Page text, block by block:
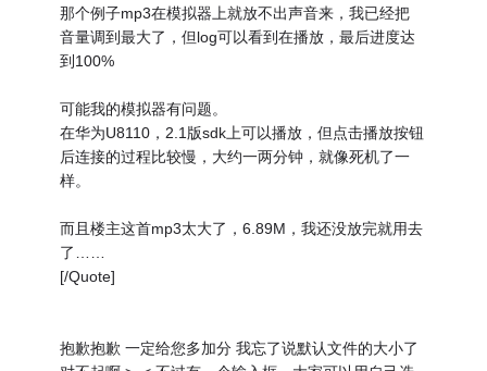
那个例子mp3在模拟器上就放不出声音来，我已经把
音量调到最大了，但log可以看到在播放，最后进度达
到100%
可能我的模拟器有问题。
在华为U8110，2.1版sdk上可以播放，但点击播放按钮
后连接的过程比较慢，大约一两分钟，就像死机了一
样。
而且楼主这首mp3太大了，6.89M，我还没放完就用去
了……
[/Quote]
抱歉抱歉 一定给您多加分 我忘了说默认文件的大小了